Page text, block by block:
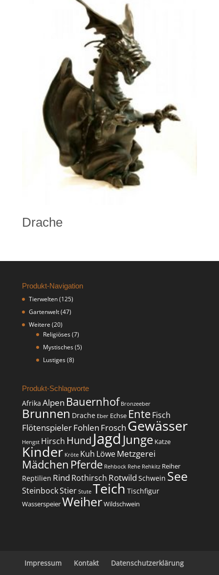
Drache
Produkt-Navigation
Tierwelten(125)
Gartenwelt(47)
Weitere (20)
Religiöses(7)
Mystisches(5)
Lustiges(8)
Produkt-Schlagworte
Afrika Alpen Bauernhof Bronzeeber
Brunnen Drache Eber Echse EnteFisch
FlötenspielerFohlen Frosch Gewässer
Hengst Hirsch Hund Jagd Junge Katze
Kinder Kröte Kuh LöweMetzgerei
Mädchen Pferde Rehbock Rehe Rehkitz Reiher
Reptilien Rind Rothirsch Rotwild Schwein See
SteinbockStier Stute Teich Tischfigur
WasserspeierWeiherWildschwein
Impressum Kontakt Datenschutzerklärung